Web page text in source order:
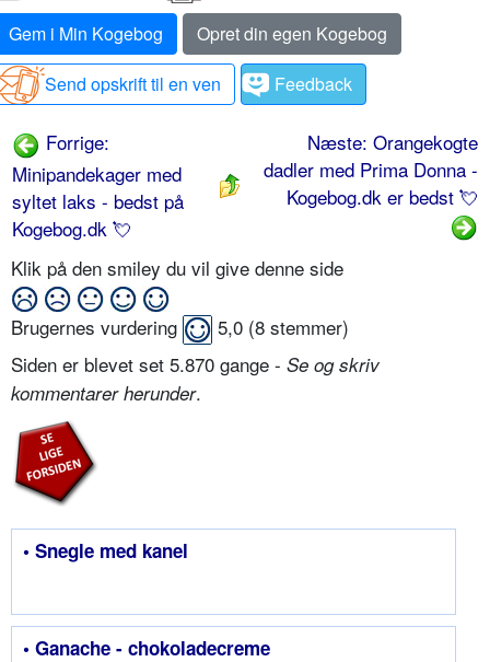
Gem i Min Kogebog
Opret din egen Kogebog
Send opskrift til en ven
Feedback
Forrige:
Minipandekager med
syltet laks - bedst på
Kogebog.dk 💘
Næste: Orangekogte
dadler med Prima Donna -
Kogebog.dk er bedst 💘
Klik på den smiley du vil give denne side
Brugernes vurdering 5,0 (8 stemmer)
Siden er blevet set 5.870 gange - Se og skriv
kommentarer herunder.
• Snegle med kanel
• Ganache - chokoladecreme